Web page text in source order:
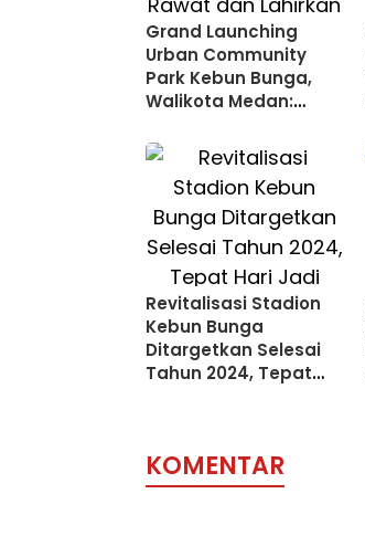
Grand Launching
Urban Community
Park Kebun Bunga,
Walikota Medan:
SDM Olahraga Unggul
Revitalisasi Stadion
Kebun Bunga
Ditargetkan Selesai
Tahun 2024, Tepat
KOMENTAR